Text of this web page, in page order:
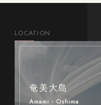
LOCATION
奄美大島
Amami - Oshima